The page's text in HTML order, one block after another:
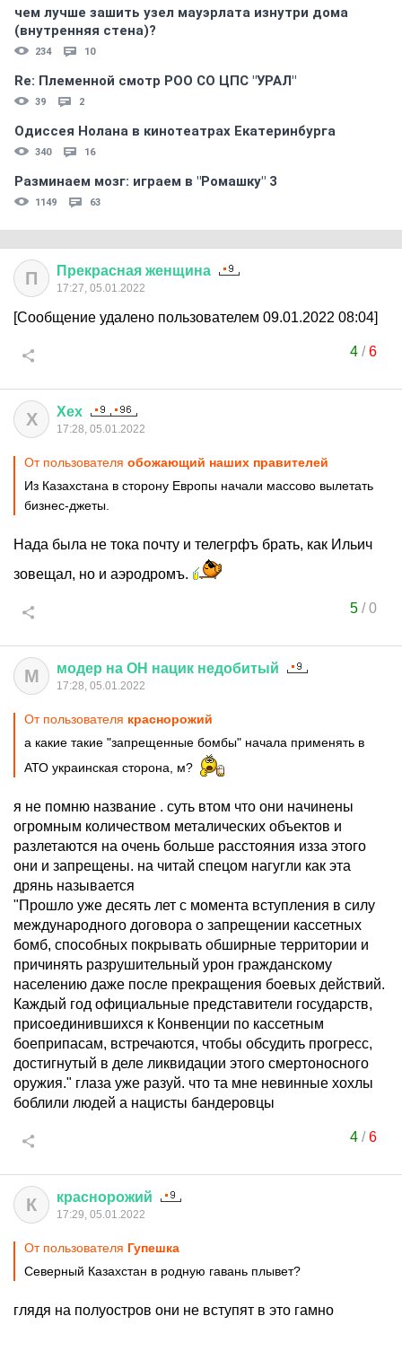
чем лучше зашить узел мауэрлата изнутри дома
(внутренняя стена)?
234 10
Re: Племеннoй смoтр РOO CO ЦПС "УРАЛ"
39 2
Одиссея Нолана в кинотеатрах Екатеринбурга
340 16
Разминаем мозг: играем в "Ромашку" 3
1149 63
П Прекрасная женщина
17:27, 05.01.2022
[Сообщение удалено пользователем 09.01.2022 08:04]
4/6
Х Хех
17:28, 05.01.2022
От пользователя обожающий наших правителей
Из Казахстана в сторону Европы начали массово вылетать
бизнес-джеты.
Нада была не тока почту и телегрфъ брать, как Ильич
зовещал, но и аэродромъ.
5/0
М модер на ОН нацик недобитый
17:28, 05.01.2022
От пользователя краснорожий
а какие такие "запрещенные бомбы" начала применять в
АТО украинская сторона, м?
я не помню название . суть втом что они начинены
огромным количеством металических объектов и
разлетаются на очень больше расстояния изза этого
они и запрещены. на читай спецом нагугли как эта
дрянь называется
"Прошло уже десять лет с момента вступления в силу
международного договора о запрещении кассетных
бомб, способных покрывать обширные территории и
причинять разрушительный урон гражданскому
населению даже после прекращения боевых действий.
Каждый год официальные представители государств,
присоединившихся к Конвенции по кассетным
боеприпасам, встречаются, чтобы обсудить прогресс,
достигнутый в деле ликвидации этого смертоносного
оружия." глаза уже разуй. что та мне невинные хохлы
боблили людей а нацисты бандеровцы
4/6
К краснорожий
17:29, 05.01.2022
От пользователя Гупешка
Северный Казахстан в родную гавань плывет?
глядя на полуостров они не вступят в это гамно